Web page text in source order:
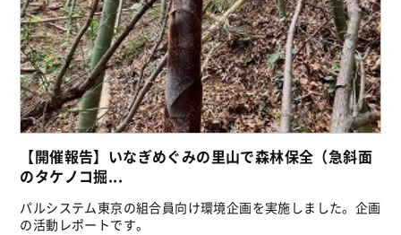
【開催報告】いなぎめぐみの里山で森林保全（急斜面
のタケノコ掘...
パルシステム東京の組合員向け環境企画を実施しました。企画
の活動レポートです。